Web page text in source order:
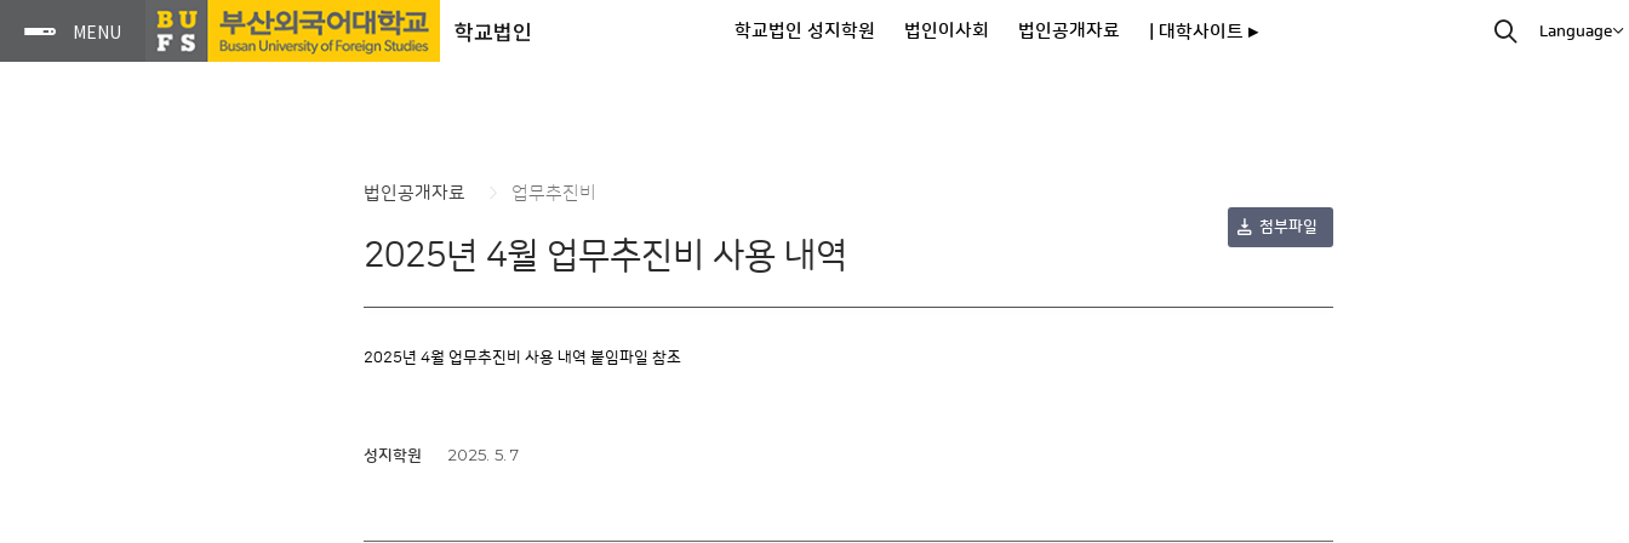
학교법인 학교법인 성지학원 법인이사회 법인공개자료 | 대학사이트 ▸ Language
법인공개자료 업무추진비
2025년 4월 업무추진비 사용 내역
첨부파일
2025년 4월 업무추진비 사용 내역 붙임파일 참조
성지학원 2025. 5. 7